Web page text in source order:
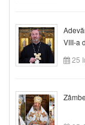
VIII-a
25